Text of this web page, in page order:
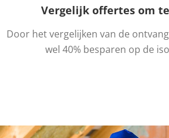
Vergelijk offertes om
Door het vergelijken van de
wel 40% besparen op de